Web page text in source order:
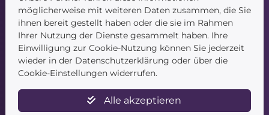
Service
Datenschutz
möglicherweise mit weiteren Daten zusammen, die Sie
ihnen bereit gestellt haben oder die sie im Rahmen
Ihrer Nutzung der Dienste gesammelt haben. Ihre
Einwilligung zur Cookie-Nutzung können Sie jederzeit
wieder in der Datenschutzerklärung oder über die
Cookie-Einstellungen widerrufen.
Alle akzeptieren